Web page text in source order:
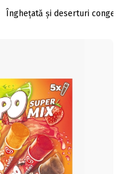
Înghețată și deserturi